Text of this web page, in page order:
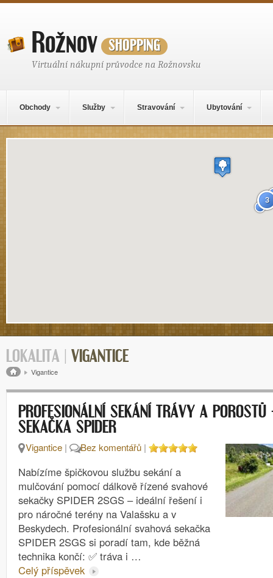
Rožnovshopping
Virtuální nákupní průvodce na Rožnovsku
Obchody Služby Stravování Ubytování
Mapa obsahu
3
LOKALITA | VIGANTICE
Drobečková navigace
Vigantice
PROFESIONÁLNÍ SEKÁNÍ TRÁVY A
SEKAČKA SPIDER
Vigantice | Bez komentářů |
Nabízíme špičkovou službu sekání a
mulčování pomocí dálkově řízené svahové
sekačky SPIDER 2SGS – ideální řešení i
pro náročné terény na Valašsku a v
Beskydech. Profesionální svahová sekačka
SPIDER 2SGS si poradí tam, kde běžná
technika končí: ✅ tráva i …
Celý příspěvek